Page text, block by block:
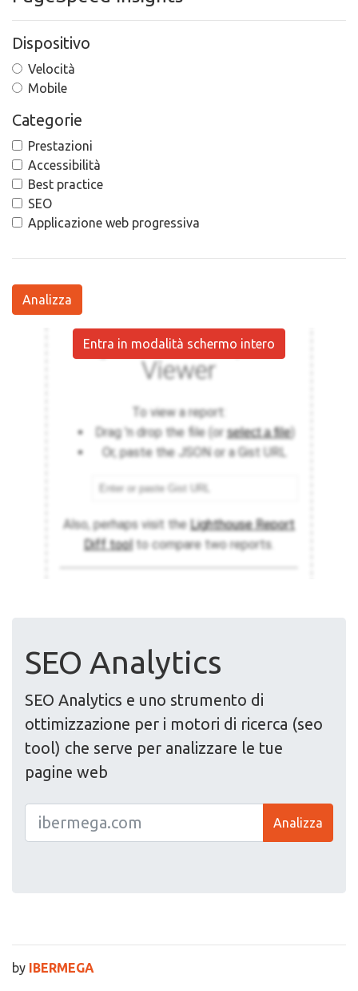
Dispositivo
Velocità
Mobile
Categorie
Prestazioni
Accessibilità
Best practice
SEO
Applicazione web progressiva
Analizza
Entra in modalità schermo intero
SEO Analytics
SEO Analytics e uno strumento di
ottimizzazione per i motori di ricerca (seo
tool) che serve per analizzare le tue
pagine web
Analizza
by IBERMEGA